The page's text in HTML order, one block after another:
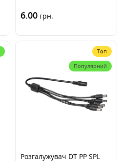
6.00 грн.
Топ
Популярний
Розгалужувач DT PP SPL